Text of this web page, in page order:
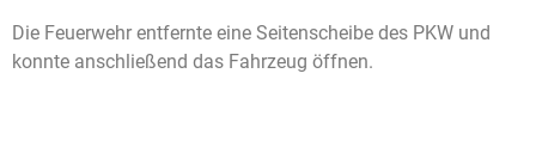
Die Feuerwehr entfernte eine Seitenscheibe des PKW und
konnte anschließend das Fahrzeug öffnen.